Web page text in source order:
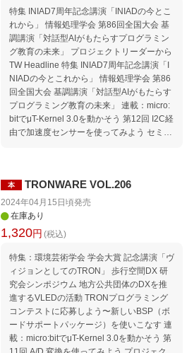
2024年8月〜2025年1月 Welcome to TRON
Forum ＆ Ubiquitous ID Center 公共交通オ
ープンデータ協議会に入会しよう! Moveme
nt｜TRONから見たコンピュータ業界の動
向 Media｜TRONに関する報道 TIVAC Infor
mation 編集後記 本誌「記事ucode」の使い
方
特集 INIAD7周年記念講演「INIADの今とこ
れから」 情報処理学会 第86回全国大会 基
調講演「対話型AIがもたらすプログラミン
グ教育の未来」 プロジェクトリーダーから
TW Headline 特集 INIAD7周年記念講演「I
NIADの今とこれから」 情報処理学会 第86
回全国大会 基調講演「対話型AIがもたらす
プログラミング教育の未来」 連載：micro:
bitでμT-Kernel 3.0を動かそう 第12回 I2C経
由で加速度センサーを使ってみよう セミナ
協議会に入会しよう! Movement｜TRONか
ら見たコンピュータ業界の動向 Media｜TR
ONに関する報道 TIVAC Information 編集後
記 本誌「記事ucode」の使い方
本 TRONWARE VOL.206
2024年04月15日頃発売
在庫あり
1,320円 (税込)
特集：環境芸術学会 学会大賞 記念講演「ヴ
ィジョンとしてのTRON」 歩行空間DX 研
究会シンポジウム 地方公共団体のDXを推
進するVLEDの活動 TRONプログラミング
コンテストに応募しよう〜新しいBSP（ボ
ードサポートパッケージ）を使いこなす 連
載：micro:bitでμT-Kernel 3.0を動かそう 第